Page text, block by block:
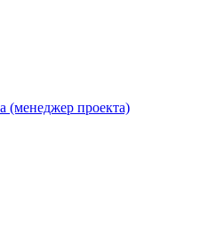
(менеджер проекта)